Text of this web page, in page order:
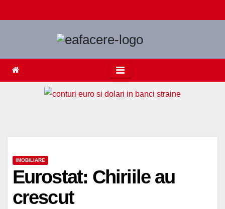
to
IMOBILIARE
Eurostat: Chiriile au
crescut